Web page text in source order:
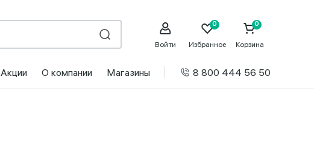
Войти Избранное Корзина
Акции О компании Магазины 8 800 444 56 50